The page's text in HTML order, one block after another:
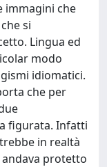
immagini che
si
Lingua ed
modo
idiomatici.
che per
figurata. Infatti
in realtà
protetto